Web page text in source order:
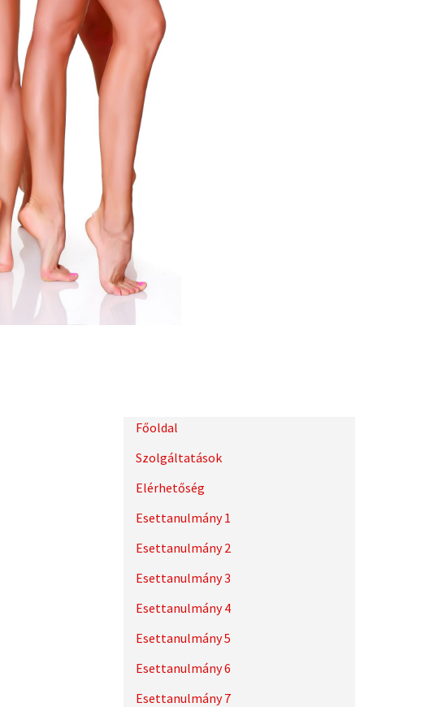
Főoldal
Szolgáltatások
Elérhetőség
Esettanulmány 1
Esettanulmány 2
Esettanulmány 3
Esettanulmány 4
Esettanulmány 5
Esettanulmány 6
Esettanulmány 7